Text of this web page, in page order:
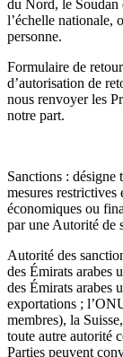
du Nord, le Soudan
l’échelle nationale,
personne.
Formulaire de
d’autorisation de
nous renvoyer les
notre part.
Sanctions : désigne
mesures restrictives
économiques ou
par une Autorité de
Autorité des
des Émirats arabes
des Émirats arabes
exportations ;
membres), la
toute autre autorité
Parties peuvent